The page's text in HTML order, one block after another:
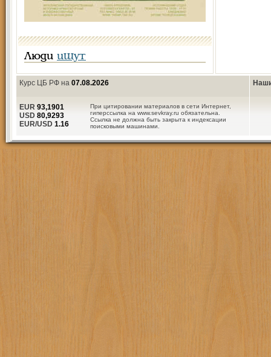
Люди ищут
Курс ЦБ РФ на 07.08.2026
При цитировании материалов в сети Интернет,
гиперссылка на www.sevkray.ru обязательна.
Ссылка не должна быть закрыта к индексации
поисковыми машинами.
EUR 93,1901
USD 80,9293
EUR/USD 1.16